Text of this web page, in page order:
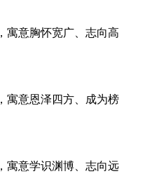
寓意胸怀宽广、志向高
寓意恩泽四方、成为榜
寓意学识渊博、志向远